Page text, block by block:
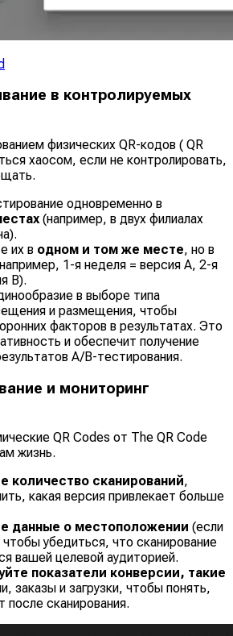
в контролируемых
физических QR-кодов ( QR
хаосом, если не контролировать,
одновременно в
(например, в двух филиалах
их в одном и том же месте, но в
1-я неделя = версия A, 2-я
B).
в выборе типа
и размещения, чтобы
факторов в результатах. Это
и обеспечит получение
A/B-тестирования.
и мониторинг
QR Codes от The QR Code
жизнь.
количество сканирований,
какая версия привлекает больше
данные о местоположении (если
убедиться, что сканирование
вашей целевой аудиторией.
показатели конверсии, такие
заказы и загрузки, чтобы понять,
после сканирования.